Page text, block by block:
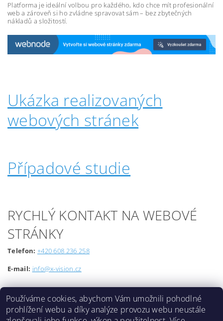
Platforma je ideální volbou pro každého, kdo chce mít profesionální
web a zároveň si ho zvládne spravovat sám – bez zbytečných
nákladů a složitostí.
Ukázka realizovaných
webových stránek
Případové studie
RYCHLÝ KONTAKT NA WEBOVÉ
STRÁNKY
Telefon: +420 608 236 258
E-mail: info@x-vision.cz
Používáme cookies, abychom Vám umožnili pohodlné
prohlížení webu a díky analýze provozu webu neustále